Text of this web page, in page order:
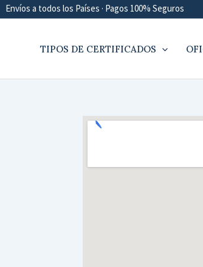
Envíos a todos los Países · Pagos 100% Seguros
TIPOS DE CERTIFICADOS